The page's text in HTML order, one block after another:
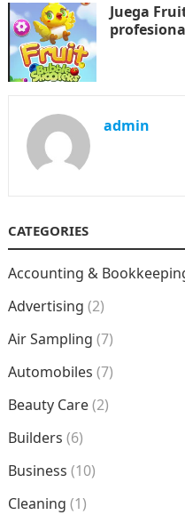
Juega
admin
CATEGORIES
Accounting &
Advertising (2)
Air Sampling (7)
Automobiles (7)
Beauty Care(2)
Builders (6)
Business (10)
Cleaning (1)